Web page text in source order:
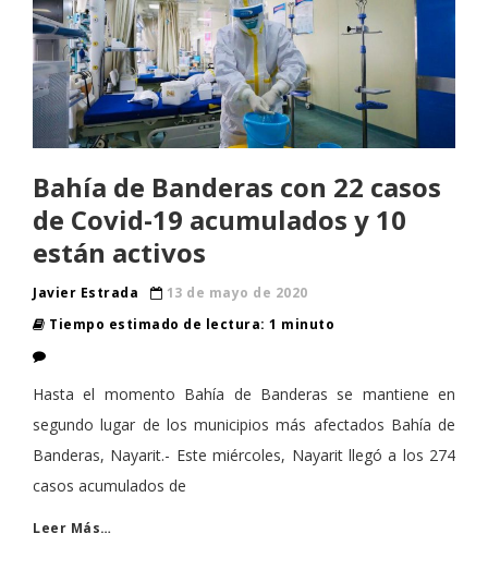
Bahía de Banderas con 22 casos
de Covid-19 acumulados y 10
están activos
Javier Estrada
13 de mayo de 2020
Tiempo estimado de lectura: 1 minuto
Hasta el momento Bahía de Banderas se mantiene en
segundo lugar de los municipios más afectados Bahía de
Banderas, Nayarit.- Este miércoles, Nayarit llegó a los 274
casos acumulados de
Leer Más…